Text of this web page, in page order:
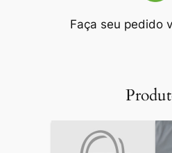
Faça seu pedido